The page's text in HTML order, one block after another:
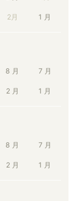
2月 1 月
8 月 7 月
2 月 1 月
8 月 7 月
2 月 1 月